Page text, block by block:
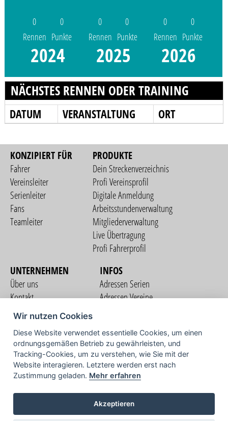
0
Rennen
0
Punkte
2024
0
Rennen
0
Punkte
2025
0
Rennen
0
Punkte
2026
NÄCHSTES RENNEN ODER TRAINING
DATUM VERANSTALTUNG ORT
KONZIPIERT FÜR
Fahrer
Vereinsleiter
Serienleiter
Fans
Teamleiter
PRODUKTE
Dein Streckenverzeichnis
Profi Vereinsprofil
Digitale Anmeldung
Arbeitsstundenverwaltung
Mitgliederverwaltung
Live Übertragung
Profi Fahrerprofil
UNTERNEHMEN
Über uns
Kontakt
Nutzungsbedingungen
Datenschutzerklärung
Impressum
INFOS
Adressen Serien
Adressen Vereine
COMMUNITY
TV
Wir nutzen Cookies
Diese Website verwendet essentielle Cookies, um einen
ordnungsgemäßen Betrieb zu gewährleisten, und
Tracking-Cookies, um zu verstehen, wie Sie mit der
Website interagieren. Letztere werden erst nach
Zustimmung geladen. Mehr erfahren
Akzeptieren